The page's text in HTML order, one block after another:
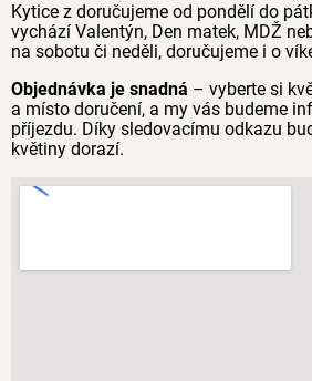
Kytice z doručujeme od pondělí do
vychází Valentýn, Den matek, MDŽ
na sobotu či neděli, doručujeme i o
Objednávka je snadná – vyberte si
a místo doručení, a my vás budeme
příjezdu. Díky sledovacímu odkazu
květiny dorazí.